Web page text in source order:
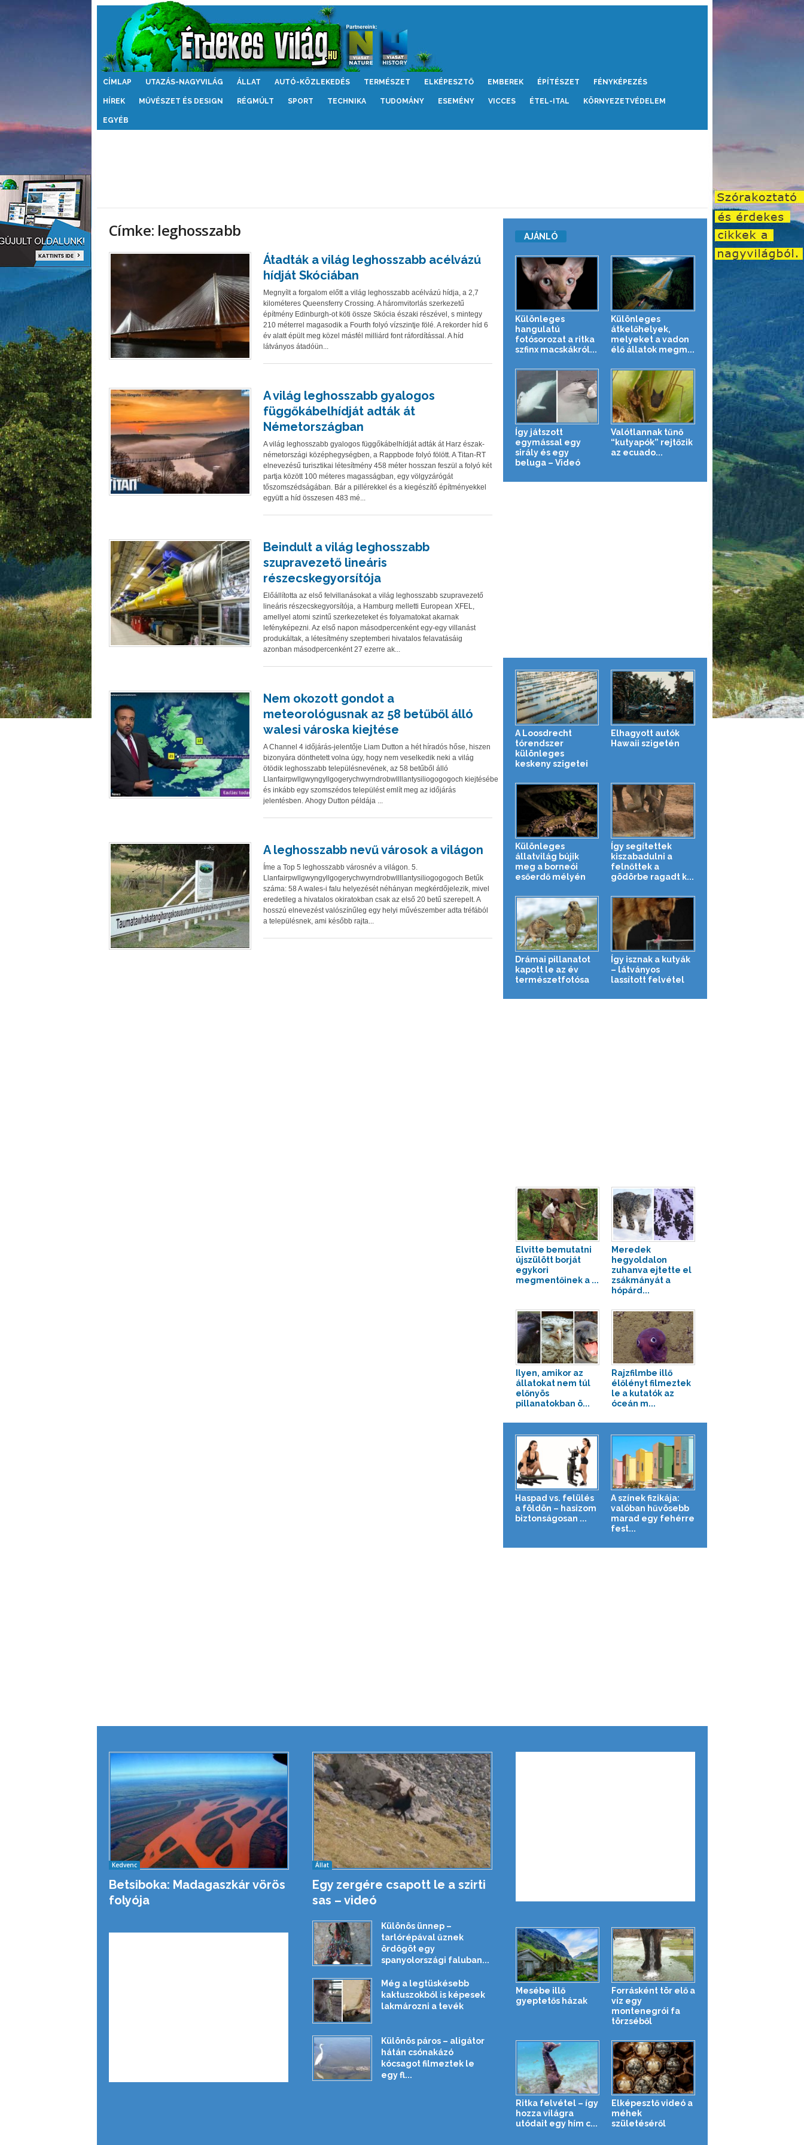
Érdekes
CÍMLAP UTAZÁS-NAGYVILÁG ÁLLAT AUTÓ-KÖZLEKEDÉS TERMÉSZET ELKÉPESZTŐ EMBEREK ÉPÍTÉSZET FÉNYKÉPEZÉS
HÍREK MŰVÉSZET ÉS DESIGN RÉGMÚLT SPORT TECHNIKA TUDOMÁNY ESEMÉNY VICCES ÉTEL-ITAL KÖRNYEZETVÉDELEM
EGYÉB
Címke: leghosszabb
Átadták a világ leghosszabb acélvázú
hídját Skóciában
Megnyílt a forgalom előtt a világ leghosszabb acélvázú hídja, a 2,7
kilométeres Queensferry Crossing. A háromvitorlás szerkezetű
építmény Edinburgh-ot köti össze Skócia északi részével, s mintegy
210 méterrel magasodik a Fourth folyó vízszintje fölé. A rekorder híd 6
év alatt épült meg közel másfél milliárd font ráfordítással. A híd
látványos átadóün...
A világ leghosszabb gyalogos
függőkábelhídját adták át
Németországban
A világ leghosszabb gyalogos függőkábelhídját adták át Harz észak-
németországi középhegységben, a Rappbode folyó fölött. A Titan-RT
elnevezésű turisztikai létesítmény 458 méter hosszan feszül a folyó két
partja között 100 méteres magasságban, egy völgyzárógát
tőszomszédságában. Bár a pillérekkel és a kiegészítő építményekkel
együtt a híd összesen 483 mé...
Beindult a világ leghosszabb
szupravezető lineáris
részecskegyorsítója
Előállította az első felvillanásokat a világ leghosszabb szupravezető
lineáris részecskegyorsítója, a Hamburg melletti European XFEL,
amellyel atomi szintű szerkezeteket és folyamatokat akarnak
lefényképezni. Az első napon másodpercenként egy-egy villanást
produkáltak, a létesítmény szeptemberi hivatalos felavatásáig
azonban másodpercenként 27 ezerre ak...
Nem okozott gondot a
meteorológusnak az 58 betűből álló
walesi városka kiejtése
A Channel 4 időjárás-jelentője Liam Dutton a hét híradós hőse, hiszen
bizonyára dönthetett volna úgy, hogy nem veselkedik neki a világ
ötödik leghosszabb településnevének, az 58 betűből álló
Llanfairpwllgwyngyllgogerychwyrndrobwllllantysiliogogogoch kiejtésébe
és inkább egy szomszédos települést említ meg az időjárás
jelentésben. Ahogy Dutton példája ...
A leghosszabb nevű városok a világon
Íme a Top 5 leghosszabb városnév a világon. 5.
Llanfairpwllgwyngyllgogerychwyrndrobwllllantysiliogogogoch Betűk
száma: 58 A wales-i falu helyezését néhányan megkérdőjelezik, mivel
eredetileg a hivatalos okiratokban csak az első 20 betű szerepelt. A
hosszú elnevezést valószínűleg egy helyi művészember adta tréfából
a településnek, ami később rajta...
AJÁNLÓ
Különleges
hangulatú
fotósorozat a ritka
szfinx macskákról...
Különleges
átkelőhelyek,
melyeket a vadon
élő állatok megm...
Így játszott
egymással egy
sirály és egy
beluga – Videó
Valótlannak tűnő
“kutyapók” rejtőzik
az ecuado...
A Loosdrecht
tórendszer
különleges
keskeny szigetei
Elhagyott autók
Hawaii szigetén
Különleges
állatvilág bújik
meg a borneói
esőerdő mélyén
Így segítettek
kiszabadulni a
felnőttek a
gödörbe ragadt k...
Drámai pillanatot
kapott le az év
természetfotósa
Így isznak a kutyák
– látványos
lassított felvétel
Elvitte bemutatni
újszülött borját
egykori
megmentőinek a ...
Meredek
hegyoldalon
zuhanva ejtette el
zsákmányát a
hópárd...
Ilyen, amikor az
állatokat nem túl
előnyös
pillanatokban ö...
Rajzfilmbe illő
élőlényt filmeztek
le a kutatók az
óceán m...
Haspad vs. felülés
a földön – hasizom
biztonságosan ...
A színek fizikája:
valóban hűvösebb
marad egy fehérre
fest...
Kedvenc
Betsiboka: Madagaszkár vörös
folyója
Állat
Egy zergére csapott le a szirti
sas – videó
Különös ünnep –
tarlórépával űznek
ördögöt egy
spanyolországi faluban...
Még a legtüskésebb
kaktuszokból is képesek
lakmározni a tevék
Különös páros – aligátor
hátán csónakázó
kócsagot filmeztek le
egy fl...
Mesébe illő
gyeptetős házak
Forrásként tör elő a
víz egy
montenegrói fa
törzséből
Ritka felvétel – így
hozza világra
utódait egy hím c...
Elképesztő videó a
méhek
születéséről